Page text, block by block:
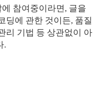
참여중이라면, 글을
딩에 관한 것이든, 품질
리 기법 등 상관없이 아
.